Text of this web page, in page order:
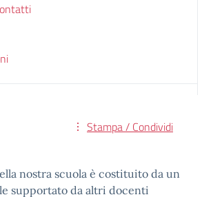
Stampa / Condividi
nostra scuola è costituito da un
supportato da altri docenti